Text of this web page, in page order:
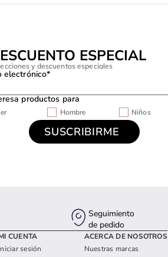
ESPECIAL
y descuentos especiales
electrónico*
productos para
Hombre
Niños
Seguimiento
de pedido
CUENTA
sesión
ACERCA DE NOSOTROS
Nuestras marcas